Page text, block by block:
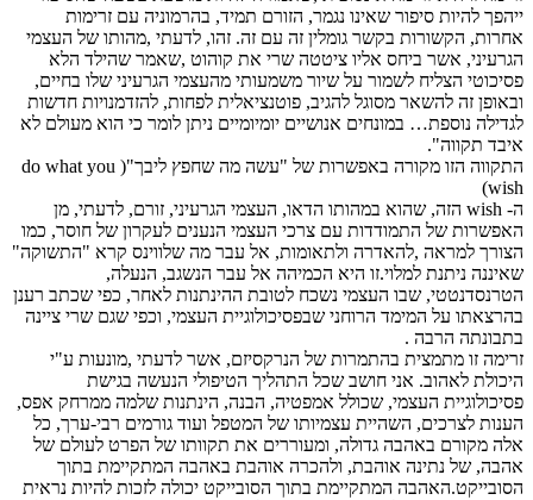
ייהפך להיות סיפור שאינו נגמר, הזורם תמיד, בהרמוניה עם זרימות
אחרות, הקשורות בקשר גומלין זה עם זה. זהו, לדעתי ,מהותו של העצמי
הגרעיני, אשר ביחס אליו ציטטה שרי את קוהוט ,שאמר שהילד הלא
פסיכוטי הצליח לשמור על שיור משמעותי מהעצמי הגרעיני שלו בחיים,
ובאופן זה להשאר מסוגל להגיב, פוטנציאלית לפחות, להזדמנויות חדשות
לגדילה נוספת… במונחים אנושיים יומיומיים ניתן לומר כי הוא מעולם לא
איבד תקווה".
התקווה הזו מקורה באפשרות של "עשה מה שחפץ ליבך"( do what you
wish)
ה- wish הזה, שהוא במהותו הדאו, העצמי הגרעיני, זורם, לדעתי, מן
האפשרות של התמודדות עם צרכי העצמי הנענים לעקרון של חוסר, כמו
הצורך למראה ,להאדרה ולתאומות, אל עבר מה שלווינס קרא "התשוקה"
שאיננה ניתנת למלוי.זו היא הכמיהה אל עבר הנשגב, הנעלה,
הטרנסדנטטי, שבו העצמי נשכח לטובת ההינתנות לאחר, כפי שכתב רענן
בהרצאתו על המימד הרוחני שבפסיכולוגיית העצמי, וכפי שגם שרי ציינה
בתבונתה הרבה .
זרימה זו מתמצית בהתמרות של הנרקסיזם, אשר לדעתי ,מונעות ע"י
היכולת לאהוב. אני חושב שכל התהליך הטיפולי הנעשה בגישת
פסיכולוגיית העצמי, שכולל אמפטיה, הבנה, הינתנות שלמה ממרחק אפס,
הענות לצרכים, השהיית עצמיותו של המטפל ועוד גורמים רבי-ערך, כל
אלה מקורם באהבה גדולה, ומעוררים את תקוותו של הפרט לעולם של
אהבה, של נתינה אוהבת, ולהכרה אוהבת באהבה המתקיימת בתוך
הסובייקט.האהבה המתקיימת בתוך הסובייקט יכולה לזכות להיות נראית